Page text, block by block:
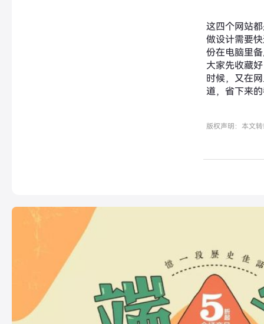
这四个网站
做设计需要
份在电脑里
大家先收藏
时候，又在
道，省下来
版权声明：本文